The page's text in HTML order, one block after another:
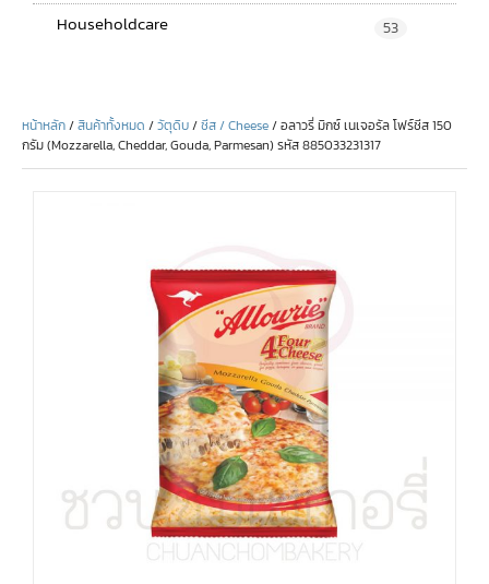
Householdcare 53
หน้าหลัก/สินค้าทั้งหมด /วัตุดิบ/ชีส / Cheese/ อลาวรี่ มิกซ์ เนเจอรัล โฟร์ชีส 150
กรัม (Mozzarella, Cheddar, Gouda, Parmesan) รหัส 885033231317